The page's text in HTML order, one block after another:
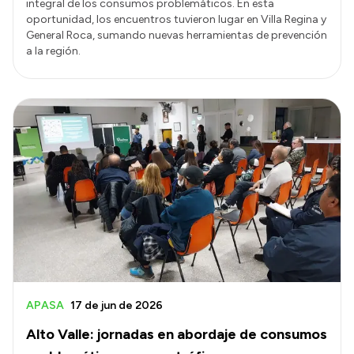
integral de los consumos problemáticos. En esta
oportunidad, los encuentros tuvieron lugar en Villa Regina y
General Roca, sumando nuevas herramientas de prevención
a la región.
Alto Valle: jornadas en abordaje de consumos
APASA 17 de jun de 2026